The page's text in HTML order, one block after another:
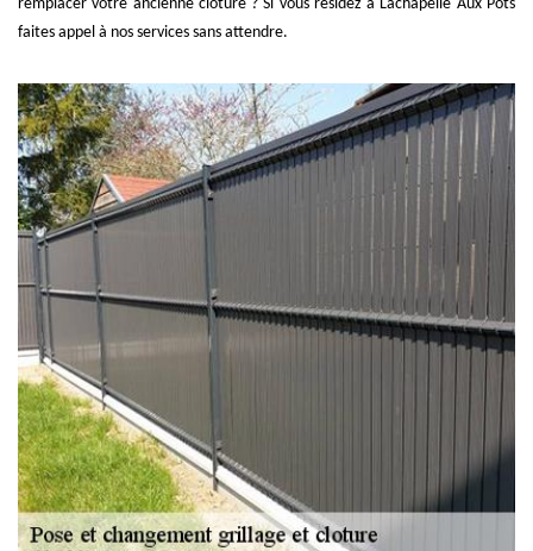
remplacer votre ancienne clôture ? Si vous résidez à Lachapelle Aux Pots
faites appel à nos services sans attendre.